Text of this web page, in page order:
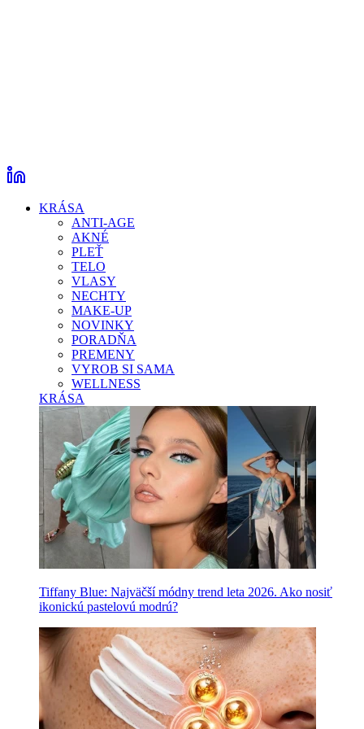
KRÁSA
ANTI-AGE
AKNÉ
PLEŤ
TELO
VLASY
NECHTY
MAKE-UP
NOVINKY
PORADŇA
PREMENY
VYROB SI SAMA
WELLNESS
KRÁSA
Tiffany Blue: Najväčší módny trend leta 2026. Ako nosiť
ikonickú pastelovú modrú?